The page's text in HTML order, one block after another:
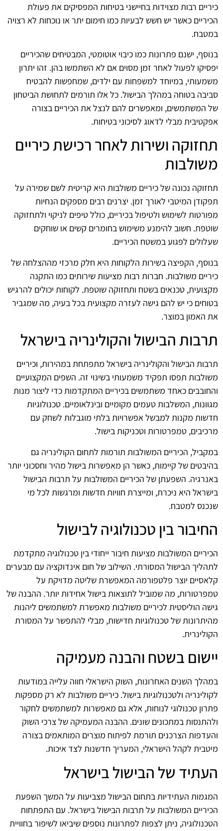
כיריים רבות מצוידות בחיישני בטיחות המפסיקים את פעולת
הכיריים כאשר יש חשש לבעיות כמו חימום יתר או נוכחות לא רצויה
במטבח.
בנוסף, ישנם פתרונות כמו כיבוי אוטומטי, המבטיחים שהכיריים
יפסיקו לפעול לאחר זמן מסוים אם לא השתמשו בהן. זהו יתרון
משמעותי, במיוחד למשפחות עם ילדים, שמחפשות להבטיח
סביבה בטוחה במהלך הבישול. כל אלו תורמים לתחושת הביטחון
של המשתמשים, ומאפשרים להם לנצל את הכיריים בצורה
אפקטיבית מבלי לדאוג לסיכוני בטיחות.
תחזוקה ושירות לאחר רכישת כיריים
משולבות
תחזוקה נכונה של כיריים משולבות היא קריטית לשם שמירה על
תפקודן המיטבי לאורך זמן. יצרנים רבים מספקים הנחיות
מפורטות לשימוש ולטיפול בכיריים, כולל טיפים לניקוי ולתחזוקה
שוטפת. חשוב להימנע משימוש בחומרים קשים או שוחקים
שעלולים לפגוע במשטח הכיריים.
בנוסף, הקפיצה בשירות הלקוחות היא חלק מרכזי מההצלחה של
כיריים משולבות. חברות רבות מציעות שירותים כמו התקנה
מקצועית, טכנאים בשטח ותחזוקה שוטפת. לקוחות יכולים להרגיש
בטוחים כי יש להם גישה לעזרה מקצועית בכל בעיה, מה שמגביר
את האמון במוצר.
תרבות הבישול והקולינריה בישראל
תרבות הבישול והקולינריה בישראל מתפתחת במהירות, וכיריים
משולבות תפסו תפקיד משמעותי בשינוי זה. השפים המקצועיים
והחובבים כאחד משתמשים בכיריים המתקדמות כדי ליצור מנות
מגוונות, המשלבות טעמים מקומיים ובינלאומיים. טכנולוגיות
חדשות מקנות למבשל אפשרויות בלתי מוגבלות לשחק עם
מרכיבים, טמפרטורות וטכניקות בישול.
במקביל, הכיריים המשולבות תורמות לתחום הקולינריה גם
בהיבטים של קיימות, כאשר הן מאפשרות בישול מהיר וחסכוני יותר
באנרגיה. השפעתן של הכיריים המשולבות על תרבות הבישול
בישראל היא ניכרת, ומייצרת חוויות חדשות ומרגשות לכל מי
שנכנס למטבח.
החיבור בין טכנולוגיה לבישול
הכיריים המשולבות מציעות חיבור ייחודי בין טכנולוגיה מתקדמת
לתהליך הבישול המסורתי. השילוב של חום אינדוקציה עם מבערים
קלאסיים יוצר פלטפורמה המאפשרת שליטה מדויקת על
טמפרטורות, מה שמוביל לתוצאות בישול אחידות יותר. ההבנה של
גישה הוליסטית לכיריים משולבות מאפשרת למשתמשים ליהנות
מהיתרונות של טכנולוגיות חדישות, מבלי להתפשר על המסורת
הקולינרית.
יישום בשטח והבנה מעמיקה
במהלך השנים האחרונות, השוק הישראלי חווה עלייה במודעות
לקולינריה ולטכנולוגיות בישול. כיריים משולבות לא רק מספקות
פתרון טכנולוגי לנוחות, אלא גם מאפשרות למשתמשים לחקור
ולהתנסות במתכונים שונים. ההבנה המעמיקה של צרכי השוק
והעדפות הצרכנים תורמת לפיתוח מוצרים המותאמים בצורה
מיטבית לקהל הישראלי, המעריך חדשנות לצד איכות.
העתיד של הבישול בישראל
המגמות העתידיות בתחום הבישול מצביעות על המשך השפעת
הכיריים המשולבות על תרבות הבישול בישראל. עם התפתחות
הטכנולוגיה, ניתן לצפות לפתרונות נוספים שיביאו לשיפור בחוויית